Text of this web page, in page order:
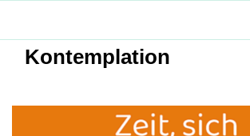
Kontemplation